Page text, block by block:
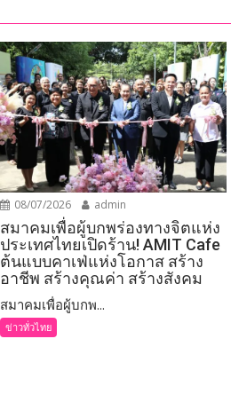
08/07/2026 admin
สมาคมเพื่อผู้บกพร่องทางจิตแห่ง
ประเทศไทยเปิดร้าน! AMIT Cafe
ต้นแบบคาเฟ่แห่งโอกาส สร้าง
อาชีพ สร้างคุณค่า สร้างสังคม
สมาคมเพื่อผู้บกพ...
ข่าวทั่วไทย